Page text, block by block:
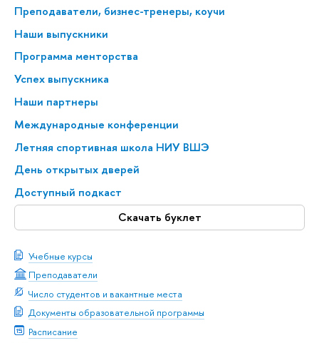
Преподаватели, бизнес-тренеры, коучи
Наши выпускники
Программа менторства
Успех выпускника
Наши партнеры
Международные конференции
Летняя спортивная школа НИУ ВШЭ
День открытых дверей
Доступный подкаст
Скачать буклет
Учебные курсы
Преподаватели
Число студентов и вакантные места
Документы образовательной программы
Расписание